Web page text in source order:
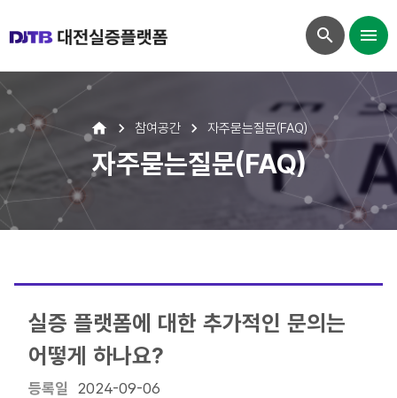
참여공간 자주묻는질문(FAQ)
자주묻는질문(FAQ)
실증 플랫폼에 대한 추가적인 문의는
어떻게 하나요?
등록일 2024-09-06